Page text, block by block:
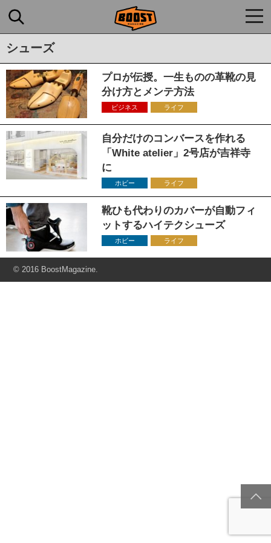
シューズ
プロが伝授。一生ものの革靴の見
分け方とメンテ方法
ビジネス ライフ
自分だけのコンバースを作れる
「White atelier」2号店が吉祥寺
に
ホビー ライフ
靴ひも代わりのカバーが自動フィ
ットするハイテクシューズ
ホビー ライフ
© 2016 BoostMagazine.